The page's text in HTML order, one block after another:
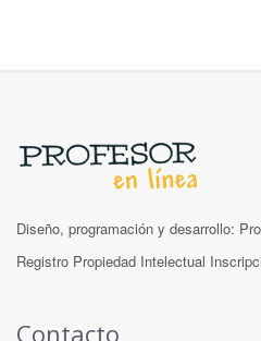
Diseño, programación y desarrollo:
Registro Propiedad Intelectual
Contacto